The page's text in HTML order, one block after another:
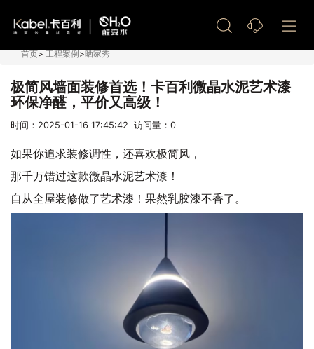
首页>工程案例>晒家秀
极简风墙面装修首选！卡百利微晶水泥艺术漆
环保净醛，平价又高级！
时间：2025-01-16 17:45:42 访问量： 0
如果你追求装修调性，还喜欢极简风，
那千万错过这款微晶水泥艺术漆！
自从全屋装修做了艺术漆！果然乳胶漆不香了。